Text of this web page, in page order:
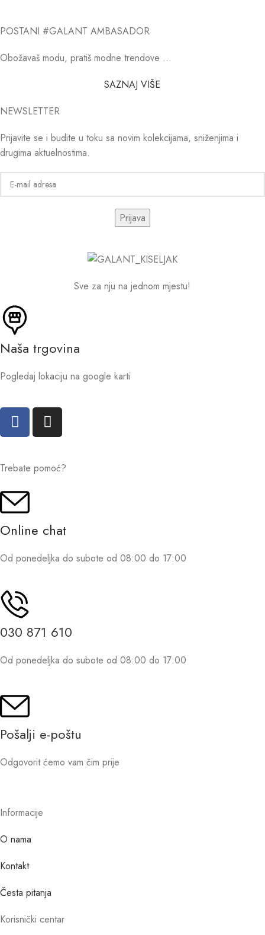
POSTANI #GALANT AMBASADOR
Obožavaš modu, pratiš modne trendove …
SAZNAJ VIŠE
NEWSLETTER
Prijavite se i budite u toku sa novim kolekcijama, sniženjima i
drugima aktuelnostima.
Sve za nju na jednom mjestu!
Naša trgovina
Pogledaj lokaciju na google karti
Trebate pomoć?
Online chat
Od ponedeljka do subote od 08:00 do 17:00
030 871 610
Od ponedeljka do subote od 08:00 do 17:00
Pošalji e-poštu
Odgovorit ćemo vam čim prije
Informacije
O nama
Kontakt
Česta pitanja
Korisnički centar